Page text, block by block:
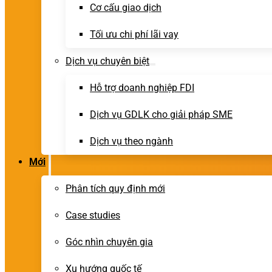
Cơ cấu giao dịch
Tối ưu chi phí lãi vay
Dịch vụ chuyên biệt
Hỗ trợ doanh nghiệp FDI
Dịch vụ GDLK cho giải pháp SME
Dịch vụ theo ngành
Mới
Phân tích quy định mới
Case studies
Góc nhìn chuyên gia
Xu hướng quốc tế